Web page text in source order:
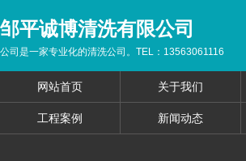
邹平诚博清洗有限公司
公司是一家专业化的清洗公司。TEL：13563061116
网站首页 关于我们
工程案例 新闻动态